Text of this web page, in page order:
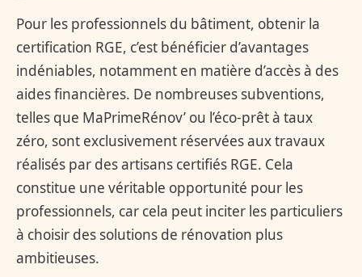
Pour les professionnels du bâtiment, obtenir la
certification RGE, c’est bénéficier d’avantages
indéniables, notamment en matière d’accès à des
aides financières. De nombreuses subventions,
telles que MaPrimeRénov’ ou l’éco-prêt à taux
zéro, sont exclusivement réservées aux travaux
réalisés par des artisans certifiés RGE. Cela
constitue une véritable opportunité pour les
professionnels, car cela peut inciter les particuliers
à choisir des solutions de rénovation plus
ambitieuses.